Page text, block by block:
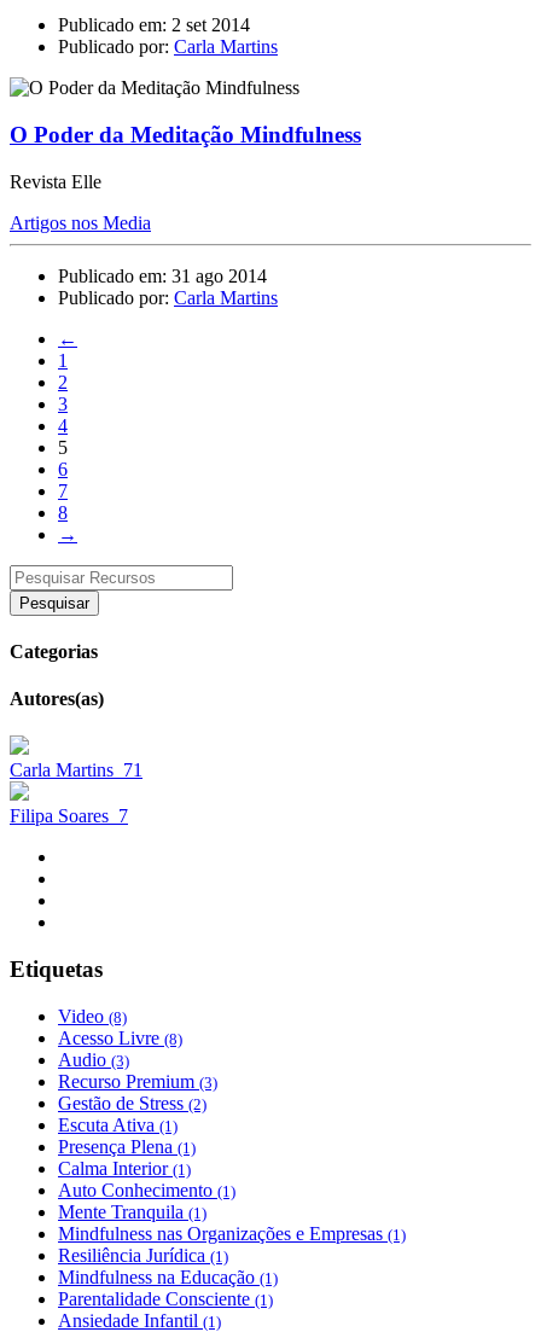
Publicado em: 2 set 2014
Publicado por: Carla Martins
O Poder da Meditação Mindfulness
Revista Elle
Artigos nos Media
Publicado em: 31 ago 2014
Publicado por: Carla Martins
←
1
2
3
4
5
6
7
8
→
Pesquisar
Categorias
Autores(as)
Carla Martins 71
Filipa Soares 7
Etiquetas
Video (8)
Acesso Livre (8)
Audio (3)
Recurso Premium (3)
Gestão de Stress (2)
Escuta Ativa (1)
Presença Plena (1)
Calma Interior (1)
Auto Conhecimento (1)
Mente Tranquila (1)
Mindfulness nas Organizações e Empresas (1)
Resiliência Jurídica (1)
Mindfulness na Educação (1)
Parentalidade Consciente (1)
Ansiedade Infantil (1)